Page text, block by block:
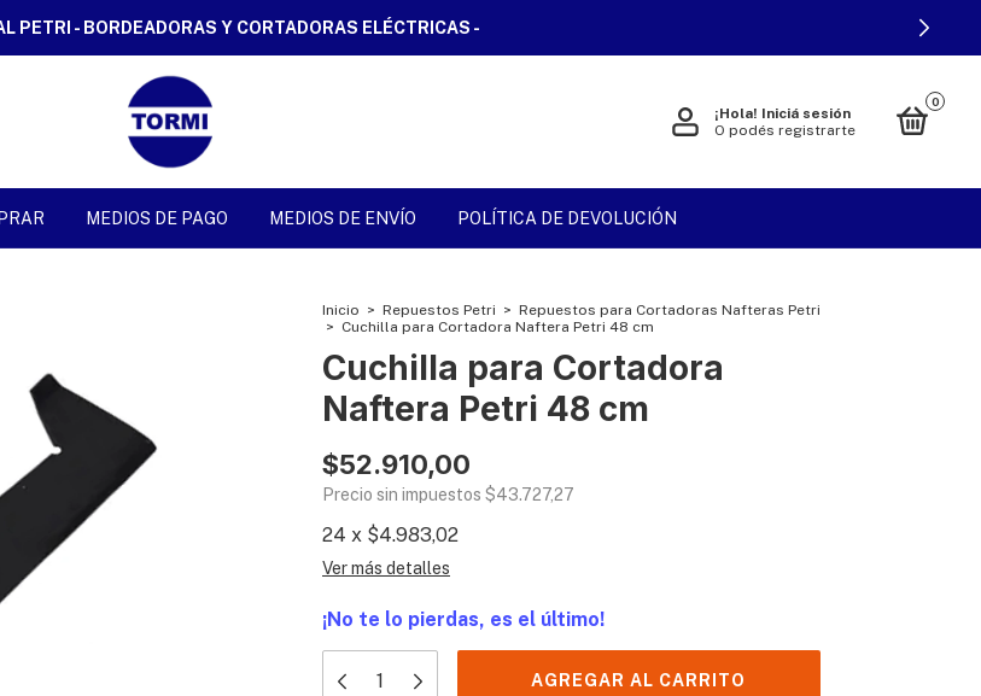
PETRI - BORDEADORAS Y CORTADORAS ELÉCTRICAS -
¡Hola! Iniciá sesión
O podés registrarte
0
MEDIOS DE PAGO MEDIOS DE ENVÍO POLÍTICA DE DEVOLUCIÓN
Inicio > Repuestos Petri > Repuestos para Cortadoras Nafteras Petri
> Cuchilla para Cortadora Naftera Petri 48 cm
Cuchilla para Cortadora
Naftera Petri 48 cm
$52.910,00
Precio sin impuestos $43.727,27
24 x $4.983,02
Ver más detalles
¡No te lo pierdas, es el último!